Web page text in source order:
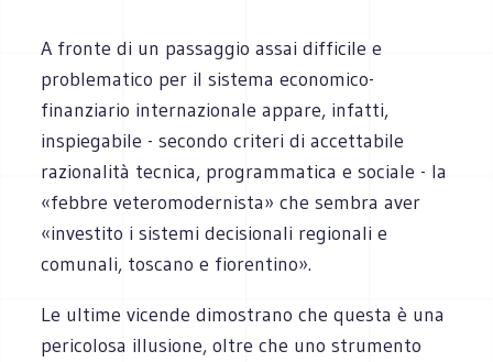
A fronte di un passaggio assai difficile e
problematico per il sistema economico-
finanziario internazionale appare, infatti,
inspiegabile - secondo criteri di accettabile
razionalità tecnica, programmatica e sociale - la
«febbre veteromodernista» che sembra aver
«investito i sistemi decisionali regionali e
comunali, toscano e fiorentino».
Le ultime vicende dimostrano che questa è una
pericolosa illusione, oltre che uno strumento